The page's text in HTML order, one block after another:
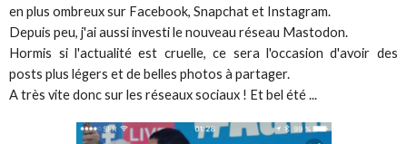
en plus ombreux sur Facebook, Snapchat et Instagram.
Depuis peu, j'ai aussi investi le nouveau réseau Mastodon.
Hormis si l'actualité est cruelle, ce sera l'occasion d'avoir des
posts plus légers et de belles photos à partager.
A très vite donc sur les réseaux sociaux ! Et bel été ...